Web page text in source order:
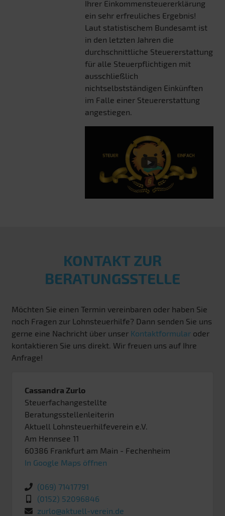
Ihrer Einkommensteuererklärung
ein sehr erfreuliches Ergebnis!
Laut statistischem Bundesamt ist
in den letzten Jahren die
durchschnittliche Steuererstattung
für alle Steuerpflichtigen mit
ausschließlich
nichtselbstständigen Einkünften
im Falle einer Steuererstattung
angestiegen.
KONTAKT ZUR
BERATUNGSSTELLE
Möchten Sie einen Termin vereinbaren oder haben Sie
noch Fragen zur Lohnsteuerhilfe? Dann senden Sie uns
gerne eine Nachricht über unser Kontaktformular oder
kontaktieren Sie uns direkt. Wir freuen uns auf Ihre
Anfrage!
Cassandra Zurlo
Steuerfachangestellte
Beratungsstellenleiterin
Aktuell Lohnsteuerhilfeverein e.V.
Am Hennsee 11
60386 Frankfurt am Main - Fechenheim
In Google Maps öffnen
(069) 71417791
(0152) 52096846
zurlo@aktuell-verein.de